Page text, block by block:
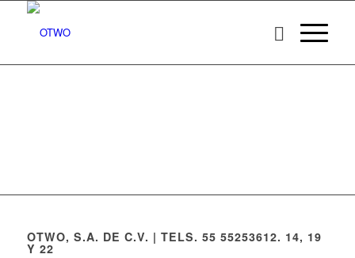
OTWO, S.A. DE C.V. | TELS. 55 55253612. 14, 19
Y 22